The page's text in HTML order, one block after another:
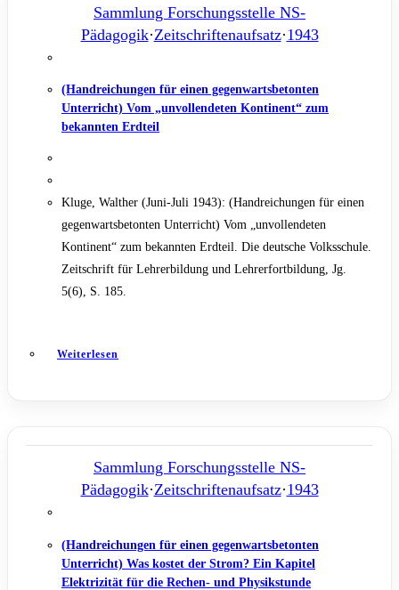
Sammlung Forschungsstelle NS-
Pädagogik·Zeitschriftenaufsatz·1943
(Handreichungen für einen gegenwartsbetonten
Unterricht) Vom „unvollendeten Kontinent“ zum
bekannten Erdteil
Kluge, Walther (Juni-Juli 1943): (Handreichungen für einen
gegenwartsbetonten Unterricht) Vom „unvollendeten
Kontinent“ zum bekannten Erdteil. Die deutsche Volksschule.
Zeitschrift für Lehrerbildung und Lehrerfortbildung, Jg.
5(6), S. 185.
Weiterlesen
Sammlung Forschungsstelle NS-
Pädagogik·Zeitschriftenaufsatz·1943
(Handreichungen für einen gegenwartsbetonten
Unterricht) Was kostet der Strom? Ein Kapitel
Elektrizität für die Rechen- und Physikstunde